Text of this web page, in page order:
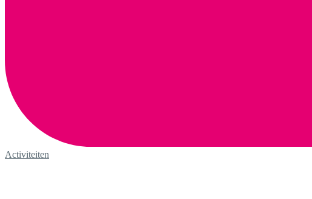
Activiteiten